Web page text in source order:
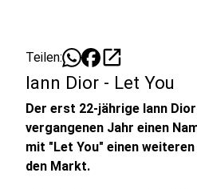
Teilen: open_in_new
Iann Dior - Let You
Der erst 22-jährige Iann
vergangenen Jahr einen
mit "Let You" einen
den Markt.